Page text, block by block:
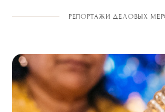
РЕПОРТАЖИ ДЕЛОВЫХ